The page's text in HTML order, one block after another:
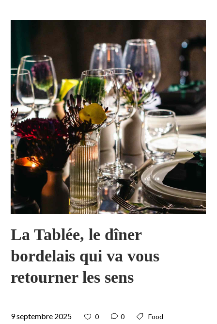
La Tablée, le dîner
bordelais qui va vous
retourner les sens
9 septembre 2025 0 0 Food